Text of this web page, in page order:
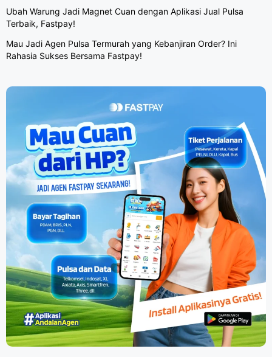
Ubah Warung Jadi Magnet Cuan dengan Aplikasi Jual Pulsa
Terbaik, Fastpay!
Mau Jadi Agen Pulsa Termurah yang Kebanjiran Order? Ini
Rahasia Sukses Bersama Fastpay!